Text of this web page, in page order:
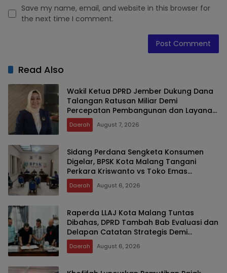
Save my name, email, and website in this browser for
the next time I comment.
Read Also
Wakil Ketua DPRD Jember Dukung Dana
Talangan Ratusan Miliar Demi
Percepatan Pembangunan dan Layanan
Publik
Daerah August 7, 2026
Sidang Perdana Sengketa Konsumen
Digelar, BPSK Kota Malang Tangani
Perkara Kriswanto vs Toko Emas
Majusari
Daerah August 6, 2026
Raperda LLAJ Kota Malang Tuntas
Dibahas, DPRD Tambah Bab Evaluasi dan
Delapan Catatan Strategis Demi
Keselamatan Warga
Daerah August 6, 2026